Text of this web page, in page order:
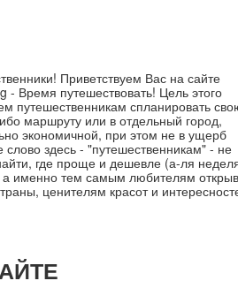
Приветствуем Вас на сайте
- Время путешествовать! Цель этого
путешественникам спланировать
маршруту или в отдельный город,
экономичной, при этом не в ущерб
здесь - "путешественникам" - не
где проще и дешевле (а-ля
именно тем самым любителям
ценителям красот и